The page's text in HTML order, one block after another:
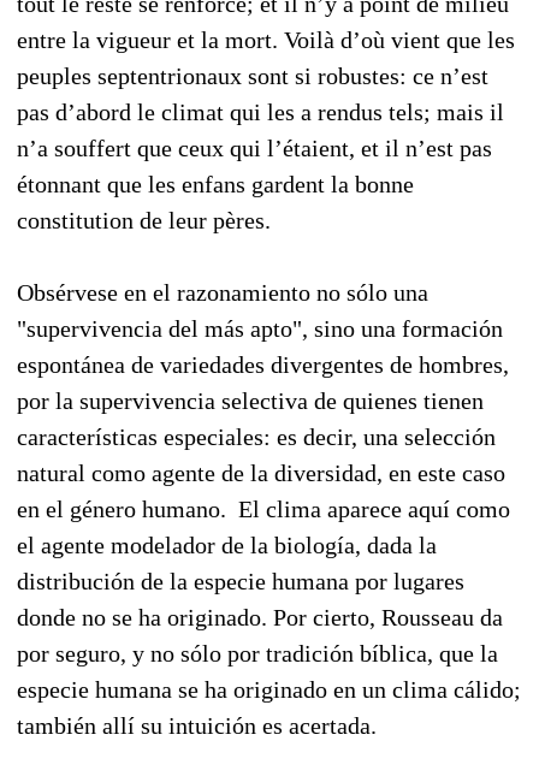
entre la vigueur et la mort. Voilà d’où vient que les
peuples septentrionaux sont si robustes: ce n’est
pas d’abord le climat qui les a rendus tels; mais il
n’a souffert que ceux qui l’étaient, et il n’est pas
étonnant que les enfans gardent la bonne
constitution de leur pères.
Obsérvese en el razonamiento no sólo una
"supervivencia del más apto", sino una formación
espontánea de variedades divergentes de hombres,
por la supervivencia selectiva de quienes tienen
características especiales: es decir, una selección
natural como agente de la diversidad, en este caso
en el género humano. El clima aparece aquí como
el agente modelador de la biología, dada la
distribución de la especie humana por lugares
donde no se ha originado. Por cierto, Rousseau da
por seguro, y no sólo por tradición bíblica, que la
especie humana se ha originado en un clima cálido;
también allí su intuición es acertada.